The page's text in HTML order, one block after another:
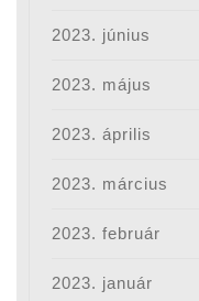
2023. június
2023. május
2023. április
2023. március
2023. február
2023. január